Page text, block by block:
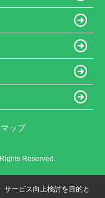
ップ
Reserved.
サービス向上検討を目的と